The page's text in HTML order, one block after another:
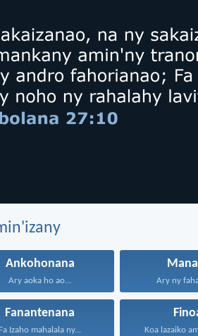
Ankohonana
Ary aoka ho ao... Ary ny
Fanantenana
Fa Izaho mahalala ny... Koa lazaiko